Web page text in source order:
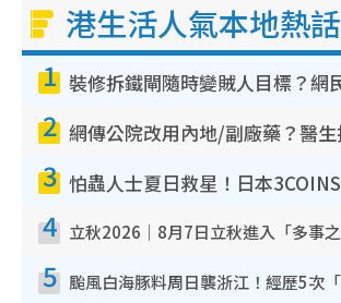
港生活人氣本地熱話
1
2
3
4
5